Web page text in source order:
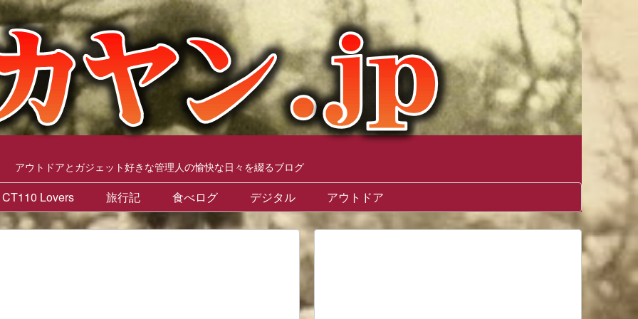
アウトドアとガジェット好きな管理人の愉快な日々を綴るブログ
CT110 Lovers 旅行記 食べログ デジタル アウトドア